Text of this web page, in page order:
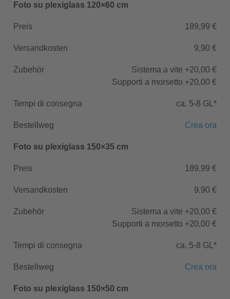
Foto su plexiglass 120×60 cm
189,99 €
9,90 €
Sistema a vite +20,00 €
Supporti a morsetto +20,00 €
ca. 5-8 GL*
Crea ora
Foto su plexiglass 150×35 cm
189,99 €
9,90 €
Sistema a vite +20,00 €
Supporti a morsetto +20,00 €
ca. 5-8 GL*
Crea ora
Foto su plexiglass 150×50 cm